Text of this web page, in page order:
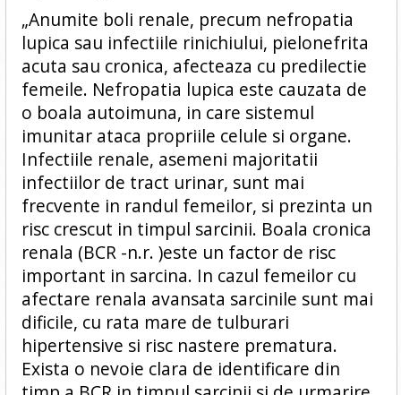
„Anumite boli renale, precum nefropatia
lupica sau infectiile rinichiului, pielonefrita
acuta sau cronica, afecteaza cu predilectie
femeile. Nefropatia lupica este cauzata de
o boala autoimuna, in care sistemul
imunitar ataca propriile celule si organe.
Infectiile renale, asemeni majoritatii
infectiilor de tract urinar, sunt mai
frecvente in randul femeilor, si prezinta un
risc crescut in timpul sarcinii. Boala cronica
renala (BCR -n.r. )este un factor de risc
important in sarcina. In cazul femeilor cu
afectare renala avansata sarcinile sunt mai
dificile, cu rata mare de tulburari
hipertensive si risc nastere prematura.
Exista o nevoie clara de identificare din